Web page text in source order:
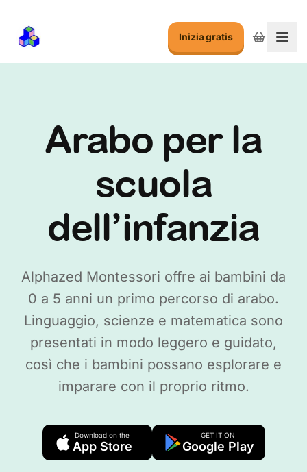
Inizia gratis
Arabo per la
scuola
dell’infanzia
Alphazed Montessori offre ai bambini da
0 a 5 anni un primo percorso di arabo.
Linguaggio, scienze e matematica sono
presentati in modo leggero e guidato,
così che i bambini possano esplorare e
imparare con il proprio ritmo.
Download on the
App Store
GET IT ON
Google Play